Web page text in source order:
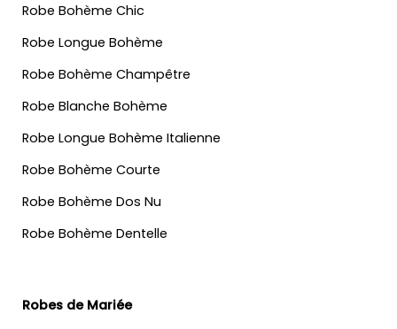
Robe Bohème Chic
Robe Longue Bohème
Robe Bohème Champêtre
Robe Blanche Bohème
Robe Longue Bohème Italienne
Robe Bohème Courte
Robe Bohème Dos Nu
Robe Bohème Dentelle
Robes de Mariée